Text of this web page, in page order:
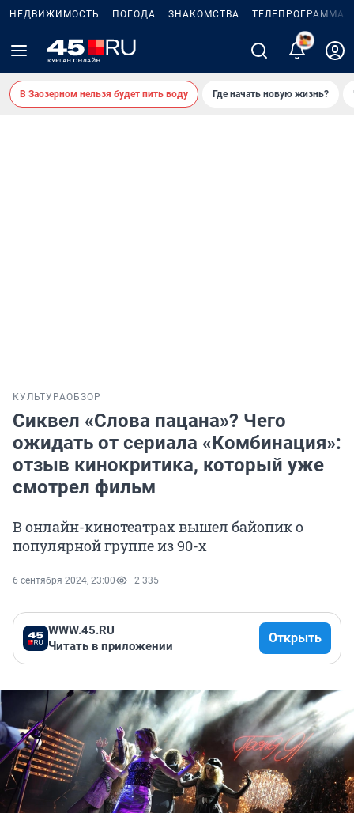
НЕДВИЖИМОСТЬ ПОГОДА ЗНАКОМСТВА ТЕЛЕПРОГРАММА
2
В Заозерном нельзя будет пить воду Где начать новую жизнь?
КУЛЬТУРАОБЗОР
Сиквел «Слова пацана»? Чего
ожидать от сериала «Комбинация»:
отзыв кинокритика, который уже
смотрел фильм
В онлайн-кинотеатрах вышел байопик о
популярной группе из 90-х
6 сентября 2024, 23:00 2 335
WWW.45.RU
Читать в приложении
Открыть